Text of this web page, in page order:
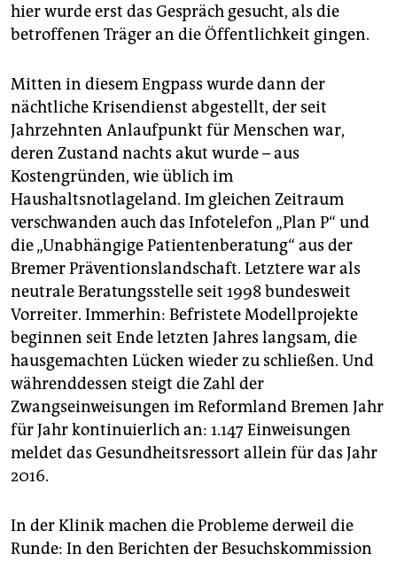
hier wurde erst das Gespräch gesucht, als die
betroffenen Träger an die Öffentlichkeit gingen.
Mitten in diesem Engpass wurde dann der
nächtliche Krisendienst abgestellt, der seit
Jahrzehnten Anlaufpunkt für Menschen war,
deren Zustand nachts akut wurde – aus
Kostengründen, wie üblich im
Haushaltsnotlageland. Im gleichen Zeitraum
verschwanden auch das Infotelefon „Plan P“ und
die „Unabhängige Patientenberatung“ aus der
Bremer Präventionslandschaft. Letztere war als
neutrale Beratungsstelle seit 1998 bundesweit
Vorreiter. Immerhin: Befristete Modellprojekte
beginnen seit Ende letzten Jahres langsam, die
hausgemachten Lücken wieder zu schließen. Und
währenddessen steigt die Zahl der
Zwangseinweisungen im Reformland Bremen Jahr
für Jahr kontinuierlich an: 1.147 Einweisungen
meldet das Gesundheitsressort allein für das Jahr
2016.
In der Klinik machen die Probleme derweil die
Runde: In den Berichten der Besuchskommission